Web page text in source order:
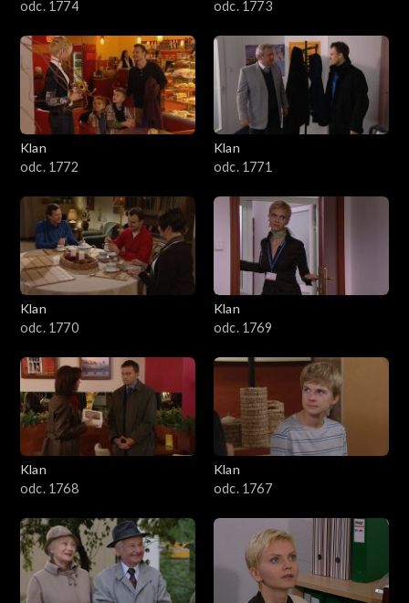
odc. 1774 odc. 1773
Klan
odc. 1772
Klan
odc. 1771
Klan
odc. 1770
Klan
odc. 1769
Klan
odc. 1768
Klan
odc. 1767